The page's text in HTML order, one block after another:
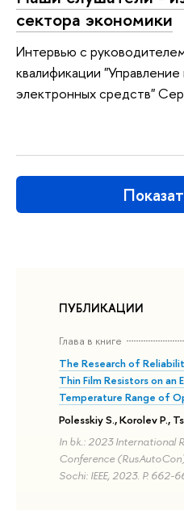
ПУБЛИКАЦИИ
Глава в книге
The Research of
Thin Film Resistors on an
Temperature Range of
Polesskiy S., Korolev P.,
In bk.: 2023 International
Conference
Sochi: IEEE, 2023. P. 662-
сектора экономики
Интервью с
квалификации
электронных средств"